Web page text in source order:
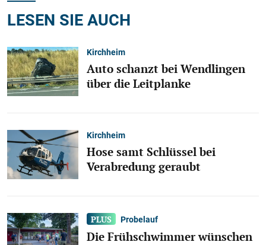
LESEN SIE AUCH
Kirchheim
Auto schanzt bei Wendlingen
über die Leitplanke
Kirchheim
Hose samt Schlüssel bei
Verabredung geraubt
Probelauf
Die Frühschwimmer wünschen